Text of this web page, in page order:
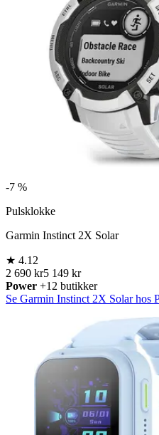
-7 %
Pulsklokke
Garmin Instinct 2X Solar
★ 4.12
2 690 kr5 149 kr
Power +12 butikker
Se Garmin Instinct 2X Solar hos